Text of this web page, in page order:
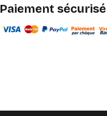
Paiement sécurisé